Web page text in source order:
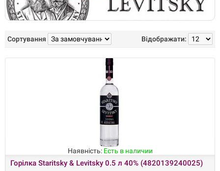
Відображати:
Сортування
Наявність: Есть в наличии
Горілка Staritsky & Levitsky 0.5 л 40% (4820139240025)